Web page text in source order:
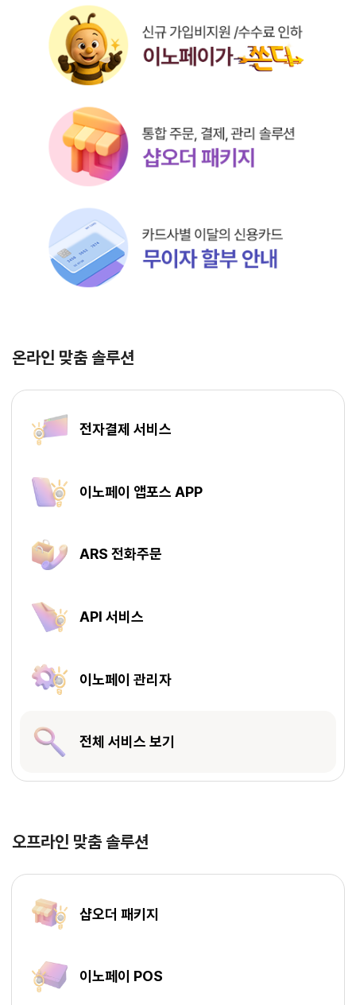
온라인 맞춤 솔루션
전자결제 서비스
이노페이 앱포스 APP
ARS 전화주문
API 서비스
이노페이 관리자
전체 서비스 보기
오프라인 맞춤 솔루션
샵오더 패키지
이노페이 POS